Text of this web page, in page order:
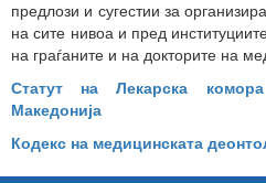
предлози и сугестии за
на сите нивоа и пред
на граѓаните и на докторите на
Статут на Лекарска
Македонија
Кодекс на медицинската